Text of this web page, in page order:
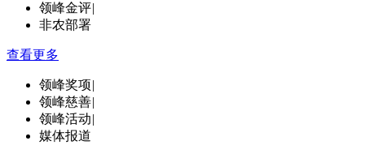
领峰金评|
非农部署
查看更多
领峰奖项|
领峰慈善|
领峰活动|
媒体报道